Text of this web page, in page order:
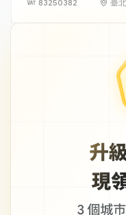
83250382 臺